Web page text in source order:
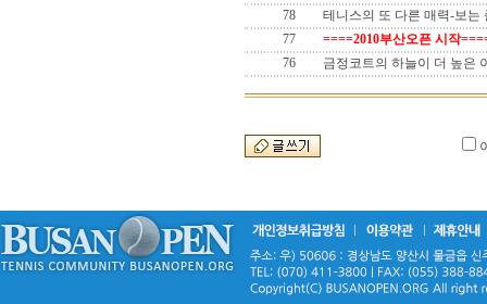
78
테니스의 또 다른 매력-보는
77
====2010부산오픈 시작
76
금정코트의 하늘이 더 높은